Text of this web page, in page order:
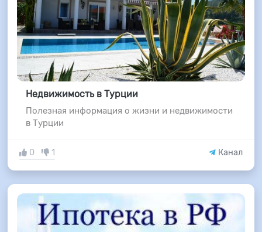
Недвижимость в Турции
Полезная информация о жизни и недвижимости
в Турции
0 1 Канал